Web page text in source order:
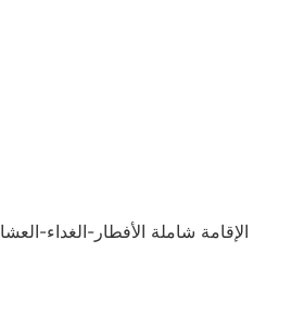
الإقامة شاملة الأفطار-الغداء-العشاء